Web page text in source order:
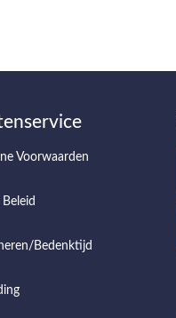
Voorwaarden
Bedenktijd